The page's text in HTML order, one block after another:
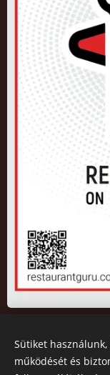
2026 Az oldalt a
Sütiket
működését és